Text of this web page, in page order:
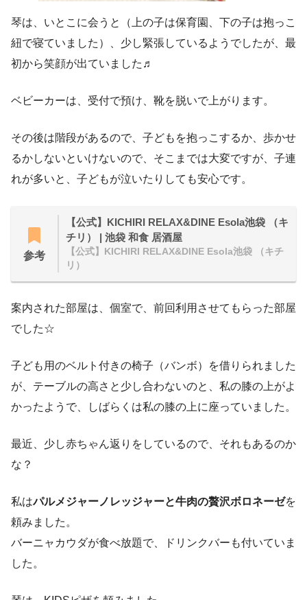
琴は、いとこに会うと（上の子は保育園、下の子は抱っこ
紐で寝ていました）、少し緊張しているようでしたが、最
初から笑顔が出ていました♬
ベビーカーは、受付で預け、靴を脱いで上がります。
その後は階段があるので、子どもを抱っこするか、歩かせ
るかしないといけないので、そこまでは大変ですが、子連
れが多いと、子どもが泣いたりしても安心です。
参考
【公式】KICHIRI RELAX&DINE Esola池袋 （キ
チリ） | 池袋 和食 居酒屋
【公式】KICHIRI RELAX&DINE Esola池袋 （キチ
リ）
案内された部屋は、個室で、前回利用させてもらった部屋
でした☆
子ども用のベルト付きの椅子（バンボ）を借りられました
が、テーブルの高さと少し合わないのと、私の膝の上がよ
かったようで、しばらくは私の膝の上に座っていました。
最近、少し赤ちゃん返りをしているので、それもあるのか
な？
私はパルメジャーノレッジャーと牛肉の贅沢ボロネーゼを
頼みました。
バーニャカウダが食べ放題で、ドリンクバーも付いていま
した。